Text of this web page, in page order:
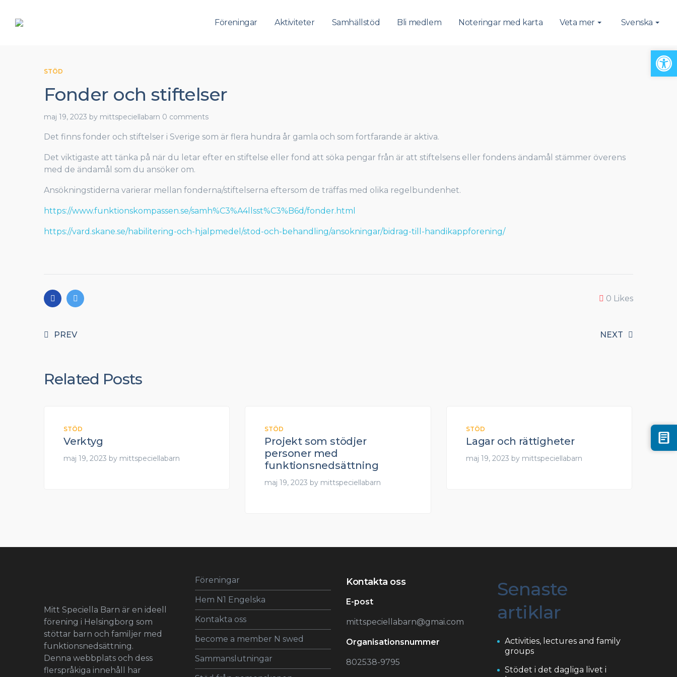
Föreningar Aktiviteter Samhällstöd Bli medlem Noteringar med karta Veta mer Svenska
STÖD
Fonder och stiftelser
maj 19, 2023 by mittspeciellabarn 0 comments
Det finns fonder och stiftelser i Sverige som är flera hundra år gamla och som fortfarande är aktiva.
Det viktigaste att tänka på när du letar efter en stiftelse eller fond att söka pengar från är att stiftelsens eller fondens ändamål stämmer överens
med de ändamål som du ansöker om.
Ansökningstiderna varierar mellan fonderna/stiftelserna eftersom de träffas med olika regelbundenhet.
https://www.funktionskompassen.se/samh%C3%A4llsst%C3%B6d/fonder.html
https://vard.skane.se/habilitering-och-hjalpmedel/stod-och-behandling/ansokningar/bidrag-till-handikappforening/
0 Likes
PREV NEXT
Related Posts
STÖD
Verktyg
maj 19, 2023 by mittspeciellabarn
STÖD
Projekt som stödjer
personer med
funktionsnedsättning
maj 19, 2023 by mittspeciellabarn
STÖD
Lagar och rättigheter
maj 19, 2023 by mittspeciellabarn
Mitt Speciella Barn är en ideell
förening i Helsingborg som
stöttar barn och familjer med
funktionsnedsättning.
Denna webbplats och dess
flerspråkiga innehåll har
Föreningar
Hem N1 Engelska
Kontakta oss
become a member N swed
Sammanslutningar
Kontakta oss
E-post
mittspeciellabarn@gmai.com
Organisationsnummer
802538-9795
Senaste
artiklar
Activities, lectures and family
groups
Stödet i det dagliga livet i